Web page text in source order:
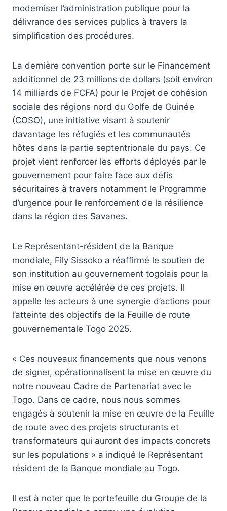
moderniser l’administration publique pour la
délivrance des services publics à travers la
simplification des procédures.
La dernière convention porte sur le Financement
additionnel de 23 millions de dollars (soit environ
14 milliards de FCFA) pour le Projet de cohésion
sociale des régions nord du Golfe de Guinée
(COSO), une initiative visant à soutenir
davantage les réfugiés et les communautés
hôtes dans la partie septentrionale du pays. Ce
projet vient renforcer les efforts déployés par le
gouvernement pour faire face aux défis
sécuritaires à travers notamment le Programme
d’urgence pour le renforcement de la résilience
dans la région des Savanes.
Le Représentant-résident de la Banque
mondiale, Fily Sissoko a réaffirmé le soutien de
son institution au gouvernement togolais pour la
mise en œuvre accélérée de ces projets. Il
appelle les acteurs à une synergie d’actions pour
l’atteinte des objectifs de la Feuille de route
gouvernementale Togo 2025.
« Ces nouveaux financements que nous venons
de signer, opérationnalisent la mise en œuvre du
notre nouveau Cadre de Partenariat avec le
Togo. Dans ce cadre, nous nous sommes
engagés à soutenir la mise en œuvre de la Feuille
de route avec des projets structurants et
transformateurs qui auront des impacts concrets
sur les populations » a indiqué le Représentant
résident de la Banque mondiale au Togo.
Il est à noter que le portefeuille du Groupe de la